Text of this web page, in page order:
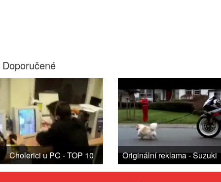
Doporučené
Cholerici u PC - TOP 10 Originální reklama - Suzuki